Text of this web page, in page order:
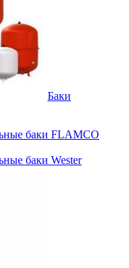
Баки
баки FLAMCO
баки Wester